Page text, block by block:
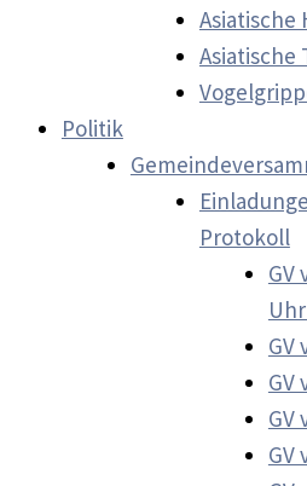
Asiatische
Asiatische
Politik
Protokoll
GV
GV
GV
GV
GV